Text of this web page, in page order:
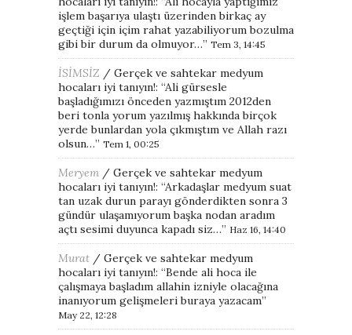
işlem başarıya ulaştı üzerinden birkaç ay
geçtiği için içim rahat yazabiliyorum bozulma
gibi bir durum da olmuyor…” Tem 3, 14:45
İSİMSİZ / Gerçek ve sahtekar medyum
hocaları iyi tanıyın!: “Ali gürsesle
başladığımızı önceden yazmıştım 2012den
beri tonla yorum yazılmış hakkında birçok
yerde bunlardan yola çıkmıştım ve Allah razı
olsun…” Tem 1, 00:25
Meryem / Gerçek ve sahtekar medyum
hocaları iyi tanıyın!: “Arkadaşlar medyum suat
tan uzak durun parayı gönderdikten sonra 3
gündür ulaşamıyorum başka nodan aradım
açtı sesimi duyunca kapadı siz…” Haz 16, 14:40
Murat / Gerçek ve sahtekar medyum
hocaları iyi tanıyın!: “Bende ali hoca ile
çalışmaya başladım allahin izniyle olacağına
inanıyorum gelişmeleri buraya yazacam”
May 22, 12:28